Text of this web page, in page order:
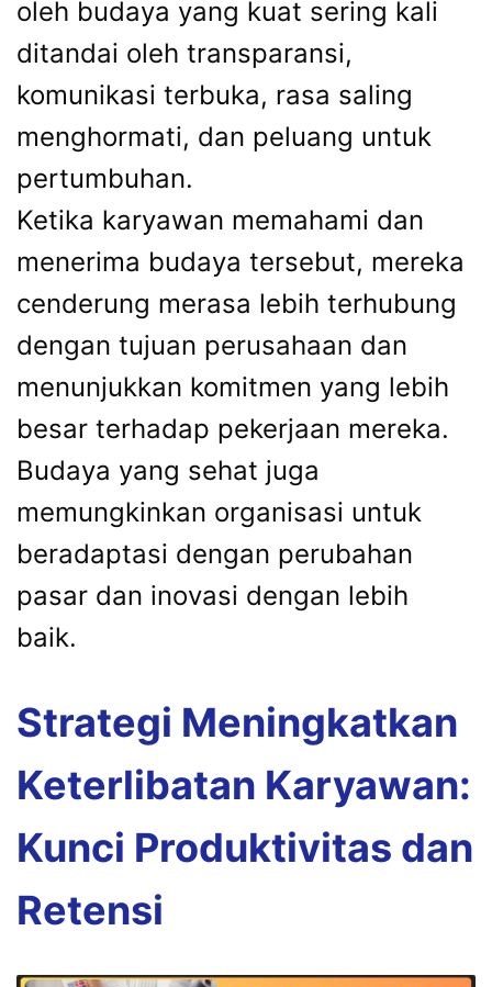
oleh budaya yang kuat sering kali
ditandai oleh transparansi,
komunikasi terbuka, rasa saling
menghormati, dan peluang untuk
pertumbuhan.
Ketika karyawan memahami dan
menerima budaya tersebut, mereka
cenderung merasa lebih terhubung
dengan tujuan perusahaan dan
menunjukkan komitmen yang lebih
besar terhadap pekerjaan mereka.
Budaya yang sehat juga
memungkinkan organisasi untuk
beradaptasi dengan perubahan
pasar dan inovasi dengan lebih
baik.
Strategi Meningkatkan
Keterlibatan Karyawan:
Kunci Produktivitas dan
Retensi